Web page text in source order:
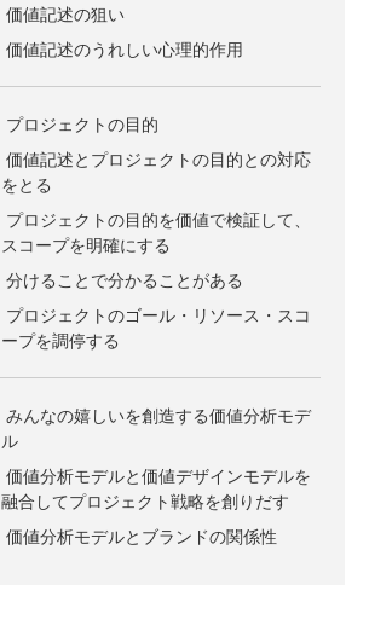
価値記述の狙い
価値記述のうれしい心理的作用
プロジェクトの目的
価値記述とプロジェクトの目的との対応
をとる
プロジェクトの目的を価値で検証して、
スコープを明確にする
分けることで分かることがある
プロジェクトのゴール・リソース・スコ
ープを調停する
みんなの嬉しいを創造する価値分析モデ
ル
価値分析モデルと価値デザインモデルを
融合してプロジェクト戦略を創りだす
価値分析モデルとブランドの関係性